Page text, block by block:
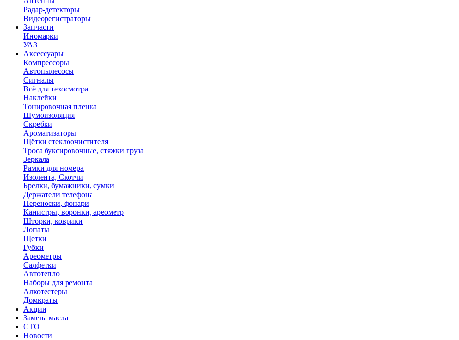
Радар-детекторы
Видеорегистраторы
Запчасти
Иномарки
УАЗ
Аксесcуары
Компрессоры
Автопылесосы
Сигналы
Всё для техосмотра
Наклейки
Тонировочная пленка
Шумоизоляция
Скребки
Ароматизаторы
Щётки стеклоочистителя
Троса буксировочные, стяжки груза
Зеркала
Рамки для номера
Изолента, Скотчи
Брелки, бумажники, сумки
Держатели телефона
Переноски, фонари
Канистры, воронки, ареометр
Шторки, коврики
Лопаты
Щетки
Губки
Ареометры
Салфетки
Автотепло
Наборы для ремонта
Алкотестеры
Домкраты
Акции
Замена масла
СТО
Новости